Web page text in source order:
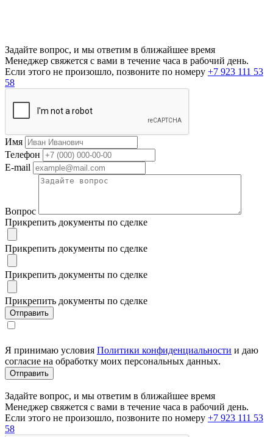
Задайте вопрос, и мы ответим в ближайшее время
Менеджер свяжется с вами в течение часа в рабочий день.
Если этого не произошло, позвоните по номеру +7 923 111 53
58
Имя
Телефон
E-mail
Вопрос
Прикрепить документы по сделке
Прикрепить документы по сделке
Прикрепить документы по сделке
Прикрепить документы по сделке
Я принимаю условия Политики конфиденциальности и даю
согласие на обработку моих персональных данных.
Задайте вопрос, и мы ответим в ближайшее время
Менеджер свяжется с вами в течение часа в рабочий день.
Если этого не произошло, позвоните по номеру +7 923 111 53
58